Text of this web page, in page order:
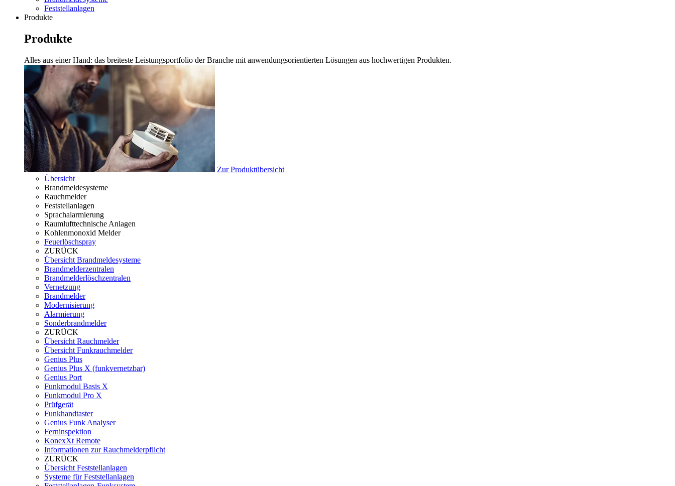
Feststellanlagen
Produkte
Produkte
Alles aus einer Hand: das breiteste Leistungsportfolio der Branche mit anwendungsorientierten Lösungen aus hochwertigen Produkten.
Zur Produktübersicht
Übersicht
Brandmeldesysteme
Rauchmelder
Feststellanlagen
Sprachalarmierung
Raumlufttechnische Anlagen
Kohlenmonoxid Melder
Feuerlöschspray
ZURÜCK
Übersicht Brandmeldesysteme
Brandmelderzentralen
Brandmelderlöschzentralen
Vernetzung
Brandmelder
Modernisierung
Alarmierung
Sonderbrandmelder
ZURÜCK
Übersicht Rauchmelder
Übersicht Funkrauchmelder
Genius Plus
Genius Plus X (funkvernetzbar)
Genius Port
Funkmodul Basis X
Funkmodul Pro X
Prüfgerät
Funkhandtaster
Genius Funk Analyser
Ferninspektion
KonexXt Remote
Informationen zur Rauchmelderpflicht
ZURÜCK
Übersicht Feststellanlagen
Systeme für Feststellanlagen